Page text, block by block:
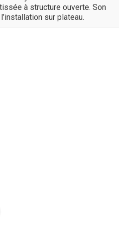
à structure ouverte. Son
sur plateau.